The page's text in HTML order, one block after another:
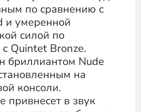
по сравнению с
и умеренной
силой по
Quintet Bronze.
бриллиантом Nude
на
консоли.
привнесет в звук